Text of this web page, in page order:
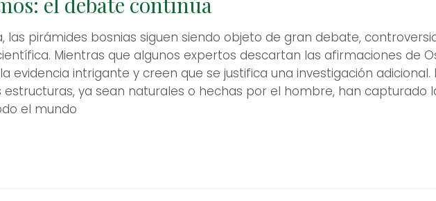
las pirámides bosnias siguen siendo objeto de gran debate,
Mientras que algunos expertos descartan las afirmaciones de
evidencia intrigante y creen que se justifica una investigación adicional.
estructuras, ya sean naturales o hechas por el hombre, han capturado
el mundo